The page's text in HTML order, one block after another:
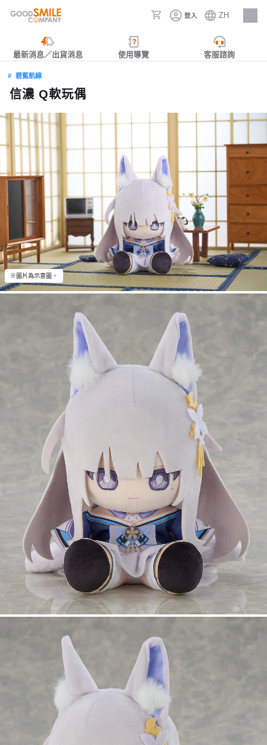
登入 ZH
人才招募
最新消息／出貨消息 使用導覽 客服諮詢
碧藍航線
信濃 Q軟玩偶
※圖片為示意圖。